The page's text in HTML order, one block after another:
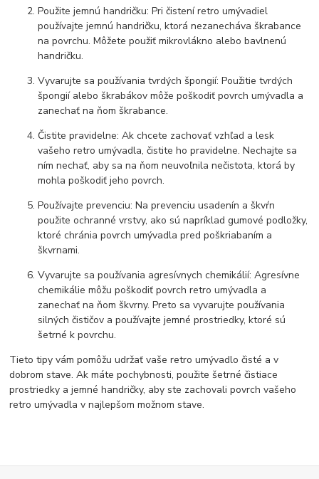
Použite jemnú handričku: Pri čistení retro umývadiel
používajte jemnú handričku, ktorá nezanecháva škrabance
na povrchu. Môžete použiť mikrovlákno alebo bavlnenú
handričku.
Vyvarujte sa používania tvrdých špongií: Použitie tvrdých
špongií alebo škrabákov môže poškodiť povrch umývadla a
zanechať na ňom škrabance.
Čistite pravidelne: Ak chcete zachovať vzhľad a lesk
vašeho retro umývadla, čistite ho pravidelne. Nechajte sa
ním nechať, aby sa na ňom neuvoľnila nečistota, ktorá by
mohla poškodiť jeho povrch.
Používajte prevenciu: Na prevenciu usadenín a škvŕn
použite ochranné vrstvy, ako sú napríklad gumové podložky,
ktoré chránia povrch umývadla pred poškriabaním a
škvrnami.
Vyvarujte sa používania agresívnych chemikálií: Agresívne
chemikálie môžu poškodiť povrch retro umývadla a
zanechať na ňom škvrny. Preto sa vyvarujte používania
silných čističov a používajte jemné prostriedky, ktoré sú
šetrné k povrchu.
Tieto tipy vám pomôžu udržať vaše retro umývadlo čisté a v
dobrom stave. Ak máte pochybnosti, použite šetrné čistiace
prostriedky a jemné handričky, aby ste zachovali povrch vašeho
retro umývadla v najlepšom možnom stave.